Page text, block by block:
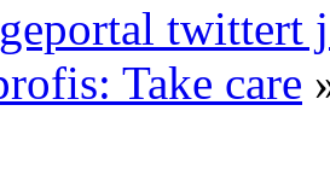
twittert
Take care